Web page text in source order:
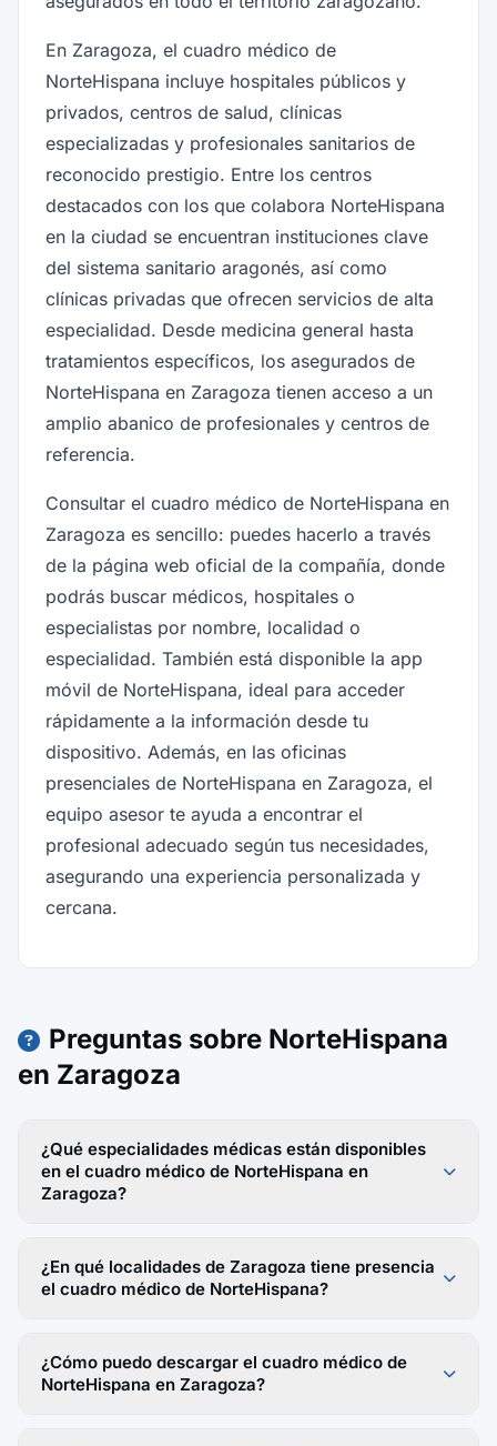
En Zaragoza, el cuadro médico de
NorteHispana incluye hospitales públicos y
privados, centros de salud, clínicas
especializadas y profesionales sanitarios de
reconocido prestigio. Entre los centros
destacados con los que colabora NorteHispana
en la ciudad se encuentran instituciones clave
del sistema sanitario aragonés, así como
clínicas privadas que ofrecen servicios de alta
especialidad. Desde medicina general hasta
tratamientos específicos, los asegurados de
NorteHispana en Zaragoza tienen acceso a un
amplio abanico de profesionales y centros de
referencia.
Consultar el cuadro médico de NorteHispana en
Zaragoza es sencillo: puedes hacerlo a través
de la página web oficial de la compañía, donde
podrás buscar médicos, hospitales o
especialistas por nombre, localidad o
especialidad. También está disponible la app
móvil de NorteHispana, ideal para acceder
rápidamente a la información desde tu
dispositivo. Además, en las oficinas
presenciales de NorteHispana en Zaragoza, el
equipo asesor te ayuda a encontrar el
profesional adecuado según tus necesidades,
asegurando una experiencia personalizada y
cercana.
Preguntas sobre NorteHispana
en Zaragoza
¿Qué especialidades médicas están disponibles
en el cuadro médico de NorteHispana en
Zaragoza?
¿En qué localidades de Zaragoza tiene presencia
el cuadro médico de NorteHispana?
¿Cómo puedo descargar el cuadro médico de
NorteHispana en Zaragoza?